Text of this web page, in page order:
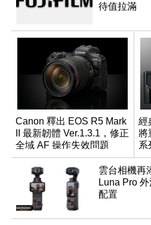
待值拉滿
Canon 釋出 EOS R5 Mark
II 最新韌體 Ver.1.3.1，修正
全域 AF 操作失效問題
經
將
系
雲台相機再
Luna Pro
配置